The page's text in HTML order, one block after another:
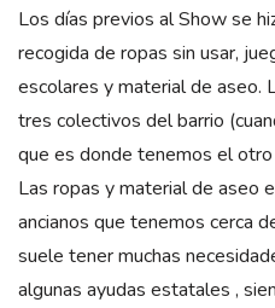
Los días previos al Show se
recogida de ropas sin usar,
escolares y material de aseo.
tres colectivos del barrio
que es donde tenemos el
Las ropas y material de aseo
ancianos que tenemos cerca
suele tener muchas
algunas ayudas estatales ,